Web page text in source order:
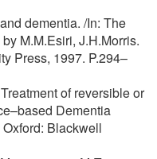
dementia. /In: The
M.M.Esiri, J.H.Morris.
Press, 1997. P.294–
of reversible or
Dementia
Blackwell